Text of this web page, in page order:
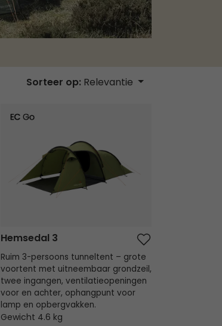
Sorteer op: Relevantie
Hemsedal 3
Ruim 3-persoons tunneltent – grote
voortent met uitneembaar grondzeil,
twee ingangen, ventilatieopeningen
voor en achter, ophangpunt voor
lamp en opbergvakken.
Gewicht 4.6 kg